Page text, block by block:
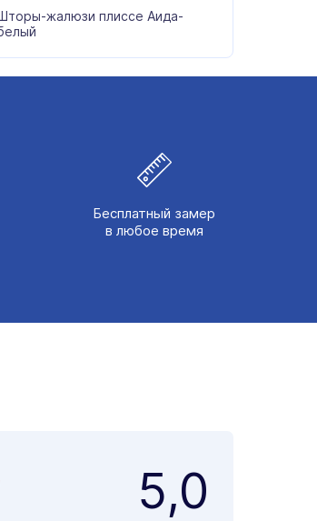
жалюзи плиссе Аида-
Бесплатный замер
в любое время
5,0